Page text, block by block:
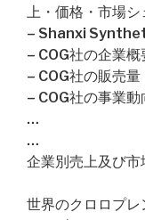
上・価格・市場シ
– Shanxi
– COG社の企業
– COG社の販売
– COG社の事業動
…
…
企業別売上及び市
世界のクロロプ